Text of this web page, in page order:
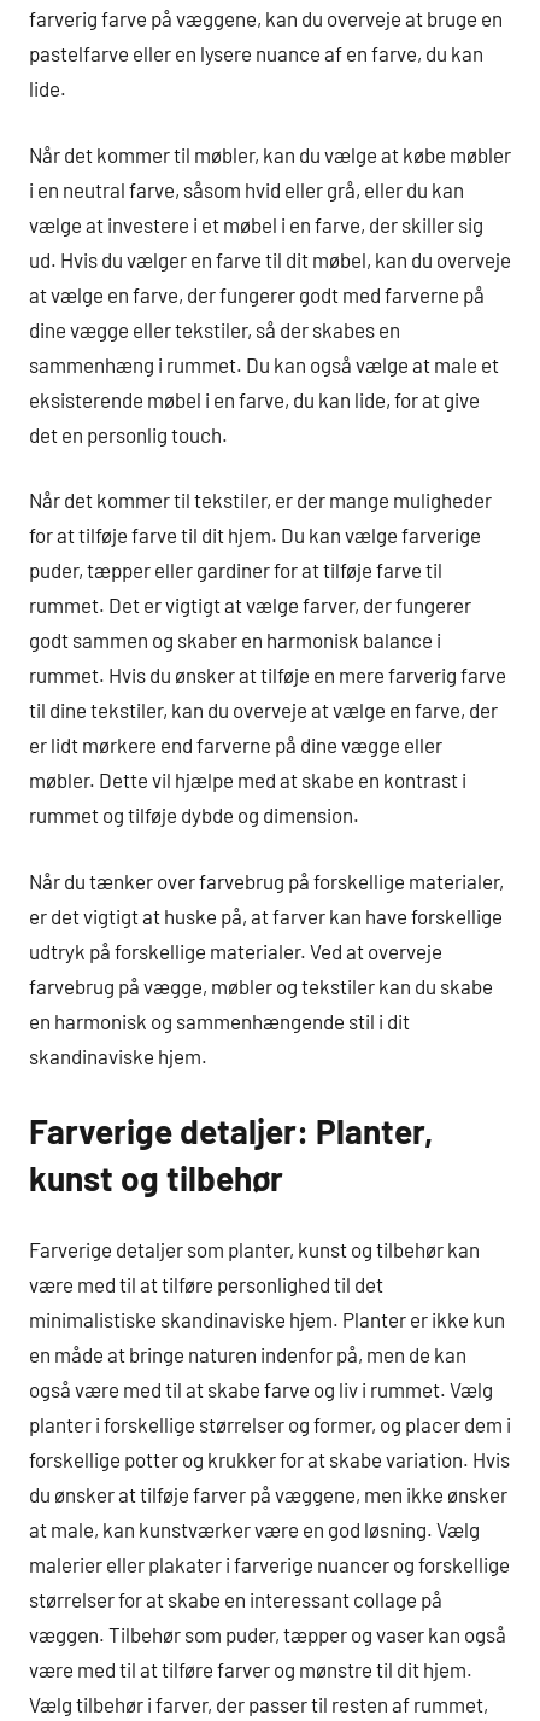
farverig farve på væggene, kan du overveje at bruge en
pastelfarve eller en lysere nuance af en farve, du kan
lide.
Når det kommer til møbler, kan du vælge at købe møbler
i en neutral farve, såsom hvid eller grå, eller du kan
vælge at investere i et møbel i en farve, der skiller sig
ud. Hvis du vælger en farve til dit møbel, kan du overveje
at vælge en farve, der fungerer godt med farverne på
dine vægge eller tekstiler, så der skabes en
sammenhæng i rummet. Du kan også vælge at male et
eksisterende møbel i en farve, du kan lide, for at give
det en personlig touch.
Når det kommer til tekstiler, er der mange muligheder
for at tilføje farve til dit hjem. Du kan vælge farverige
puder, tæpper eller gardiner for at tilføje farve til
rummet. Det er vigtigt at vælge farver, der fungerer
godt sammen og skaber en harmonisk balance i
rummet. Hvis du ønsker at tilføje en mere farverig farve
til dine tekstiler, kan du overveje at vælge en farve, der
er lidt mørkere end farverne på dine vægge eller
møbler. Dette vil hjælpe med at skabe en kontrast i
rummet og tilføje dybde og dimension.
Når du tænker over farvebrug på forskellige materialer,
er det vigtigt at huske på, at farver kan have forskellige
udtryk på forskellige materialer. Ved at overveje
farvebrug på vægge, møbler og tekstiler kan du skabe
en harmonisk og sammenhængende stil i dit
skandinaviske hjem.
Farverige detaljer: Planter,
kunst og tilbehør
Farverige detaljer som planter, kunst og tilbehør kan
være med til at tilføre personlighed til det
minimalistiske skandinaviske hjem. Planter er ikke kun
en måde at bringe naturen indenfor på, men de kan
også være med til at skabe farve og liv i rummet. Vælg
planter i forskellige størrelser og former, og placer dem i
forskellige potter og krukker for at skabe variation. Hvis
du ønsker at tilføje farver på væggene, men ikke ønsker
at male, kan kunstværker være en god løsning. Vælg
malerier eller plakater i farverige nuancer og forskellige
størrelser for at skabe en interessant collage på
væggen. Tilbehør som puder, tæpper og vaser kan også
være med til at tilføre farver og mønstre til dit hjem.
Vælg tilbehør i farver, der passer til resten af rummet,